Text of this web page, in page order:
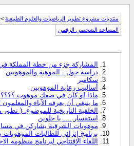
منتديات مشروع تطوير الرياضيات والعلوم الطبيعية >
المساعد الشخصي الرقمي
المشاركة جزء من خطة المملكة
دراسة حول : الموهبة والموهوبين
سكامبر
أساليب رعاية الموهوبين
ماذا لو كان في صفك موهوب ؟؟؟؟
ما ينبغي أن يعرفه الآباء
الخلفية التاريخية للموضوع. (
استفسار .... يا حلوين
موهوبات الشرقية يشاركن في
برنامج إثرائي للطالبات
اللقاء الافتتاحي لبرنامج منظومة